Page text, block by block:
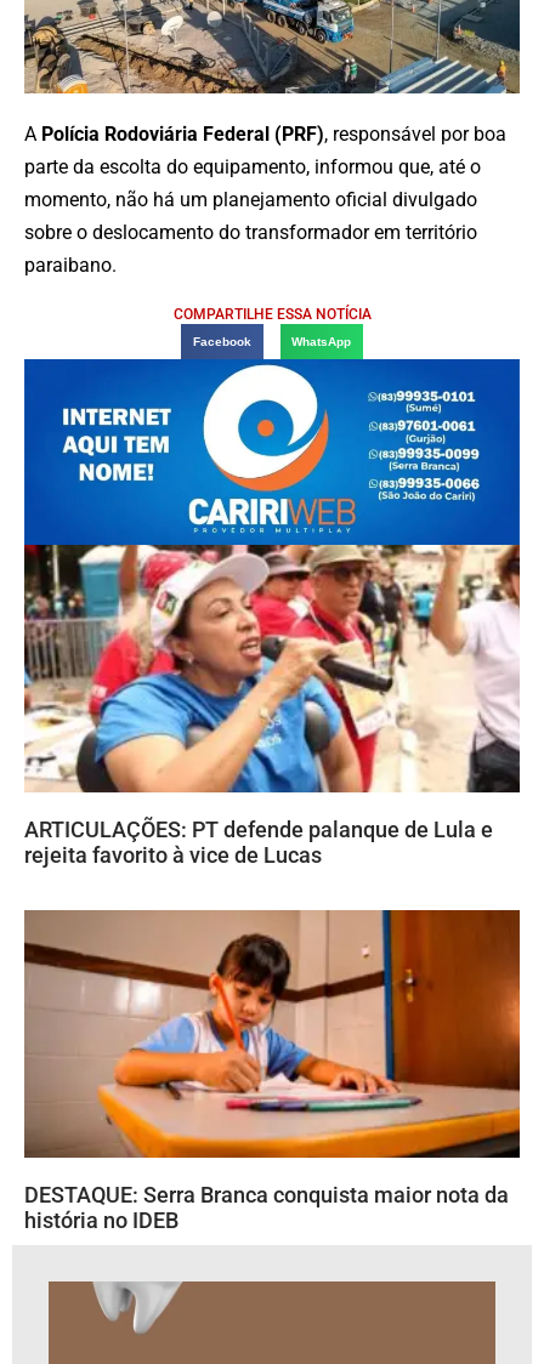
A Polícia Rodoviária Federal (PRF), responsável por boa
parte da escolta do equipamento, informou que, até o
momento, não há um planejamento oficial divulgado
sobre o deslocamento do transformador em território
paraibano.
COMPARTILHE ESSA NOTÍCIA
Facebook WhatsApp
ARTICULAÇÕES: PT defende palanque de Lula e
rejeita favorito à vice de Lucas
DESTAQUE: Serra Branca conquista maior nota da
história no IDEB